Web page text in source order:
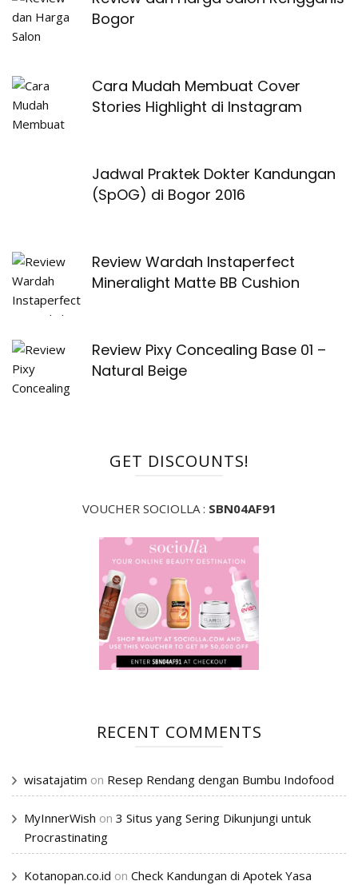
Bogor
Cara Mudah Membuat Cover
Stories Highlight di Instagram
Jadwal Praktek Dokter Kandungan
(SpOG) di Bogor 2016
Review Wardah Instaperfect
Mineralight Matte BB Cushion
Review Pixy Concealing Base 01 –
Natural Beige
GET DISCOUNTS!
VOUCHER SOCIOLLA : SBN04AF91
RECENT COMMENTS
wisatajatim on Resep Rendang dengan Bumbu Indofood
MyInnerWish on 3 Situs yang Sering Dikunjungi untuk
Procrastinating
Kotanopan.co.id on Check Kandungan di Apotek Yasa